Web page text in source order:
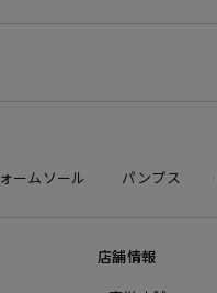
ームソール パンプス
店舗情報